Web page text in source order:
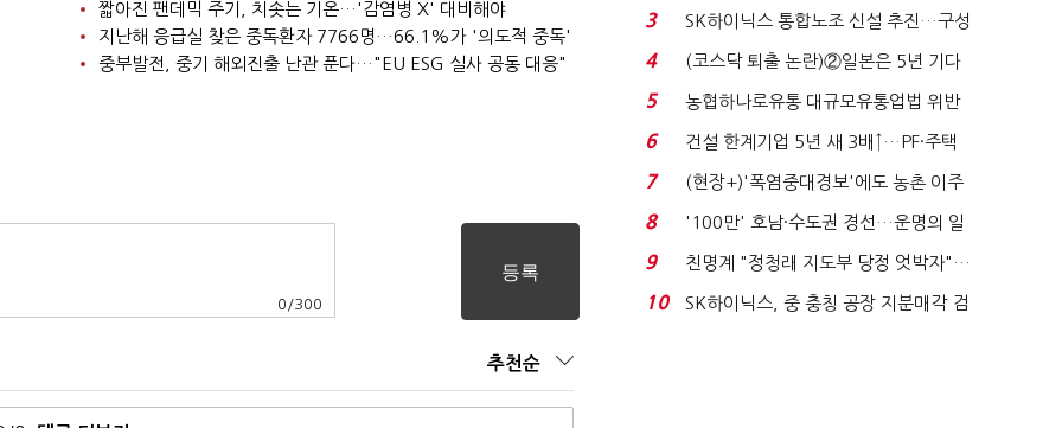
짧아진 팬데믹 주기, 치솟는 기온…'감염병 X' 대비해야
지난해 응급실 찾은 중독환자 7766명…66.1%가 '의도적 중독'
중부발전, 중기 해외진출 난관 푼다…"EU ESG 실사 공동 대응"
0 /300
추천순
세 이어진다...
3
SK하이닉스 통합노조 신설 추진…구성
원 간 성과급 불...
4
(코스닥 퇴출 논란)②일본은 5년 기다
려주는데 우리는 ...
5
농협하나로유통 대규모유통업법 위반
적발…공정위, 과...
6
건설 한계기업 5년 새 3배↑…PF·주택
침체에 재무 ...
7
(현장+)'폭염중대경보'에도 농촌 이주
노동자는 강행군…'야...
8
'100만' 호남·수도권 경선…운명의 일
주일
9
친명계 "정청래 지도부 당정 엇박자"…
친청계 "신천지 오...
10
SK하이닉스, 중 충칭 공장 지분매각 검